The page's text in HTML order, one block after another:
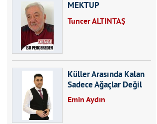
MEKTUP
Tuncer ALTINTAŞ
Küller Arasında Kalan
Sadece Ağaçlar Değil
Emin Aydın